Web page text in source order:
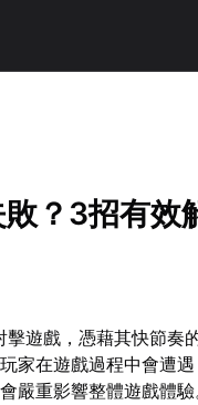
？3招有效
遊戲，憑藉其快節奏
家在遊戲過程中會遭
嚴重影響整體遊戲體